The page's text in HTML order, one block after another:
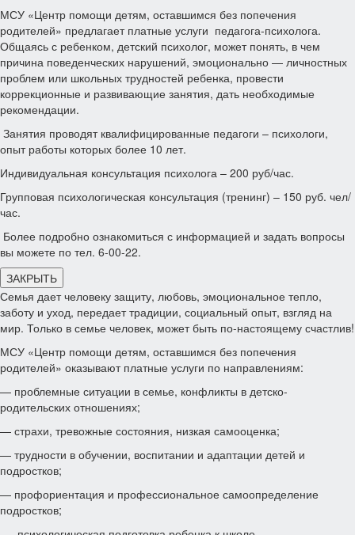
МСУ «Центр помощи детям, оставшимся без попечения
родителей» предлагает платные услуги педагога-психолога.
Общаясь с ребенком, детский психолог, может понять, в чем
причина поведенческих нарушений, эмоционально — личностных
проблем или школьных трудностей ребенка, провести
коррекционные и развивающие занятия, дать необходимые
рекомендации.
Занятия проводят квалифицированные педагоги – психологи,
опыт работы которых более 10 лет.
Индивидуальная консультация психолога – 200 руб/час.
Групповая психологическая консультация (тренинг) – 150 руб. чел/
час.
Более подробно ознакомиться с информацией и задать вопросы
вы можете по тел. 6-00-22.
ЗАКРЫТЬ
Семья дает человеку защиту, любовь, эмоциональное тепло,
заботу и уход, передает традиции, социальный опыт, взгляд на
мир. Только в семье человек, может быть по-настоящему счастлив!
МСУ «Центр помощи детям, оставшимся без попечения
родителей» оказывают платные услуги по направлениям:
— проблемные ситуации в семье, конфликты в детско-
родительских отношениях;
— страхи, тревожные состояния, низкая самооценка;
— трудности в обучении, воспитании и адаптации детей и
подростков;
— профориентация и профессиональное самоопределение
подростков;